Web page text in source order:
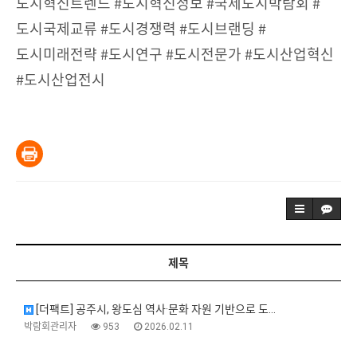
도시국제교류 #도시경쟁력 #도시브랜딩 #
도시미래전략 #도시연구 #도시전문가 #도시산업혁신
#도시산업전시
제목
[더팩트] 공주시, 왕도심 역사·문화 자원 기반으로 도…
박람회관리자 953 2026.02.11